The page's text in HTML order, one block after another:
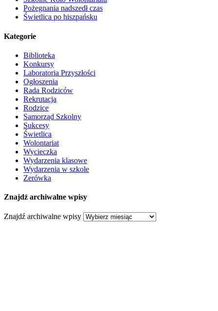
Pożegnania nadszedł czas
Świetlica po hiszpańsku
Kategorie
Biblioteka
Konkursy
Laboratoria Przyszłości
Ogłoszenia
Rada Rodziców
Rekrutacja
Rodzice
Samorząd Szkolny
Sukcesy
Świetlica
Wolontariat
Wycieczka
Wydarzenia klasowe
Wydarzenia w szkole
Zerówka
Znajdź archiwalne wpisy
Znajdź archiwalne wpisy